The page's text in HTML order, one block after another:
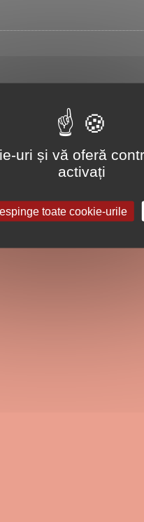
sa alegeti intre:
uri și vă oferă
activați
toate cookie-urile